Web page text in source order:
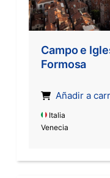
Campo e
Formosa
Añadir a
Italia
Venecia